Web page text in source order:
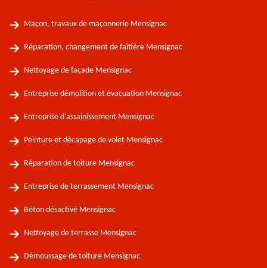
Maçon, travaux de maçonnerie Mensignac
Réparation, changement de faîtière Mensignac
Nettoyage de façade Mensignac
Entreprise démolition et évacuation Mensignac
Entreprise d'assainissement Mensignac
Peinture et décapage de volet Mensignac
Réparation de toiture Mensignac
Entreprise de terrassement Mensignac
Béton désactivé Mensignac
Nettoyage de terrasse Mensignac
Démoussage de toiture Mensignac